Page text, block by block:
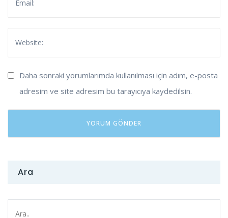
Daha sonraki yorumlarımda kullanılması için adım, e-posta
adresim ve site adresim bu tarayıcıya kaydedilsin.
Ara